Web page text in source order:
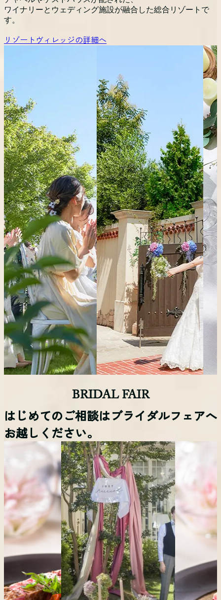
ワイナリーとウェディング施設が融合した総合リゾートで
す。
リゾートヴィレッジの詳細へ
BRIDAL FAIR
はじめてのご相談はブライダルフェアへ
お越しください。